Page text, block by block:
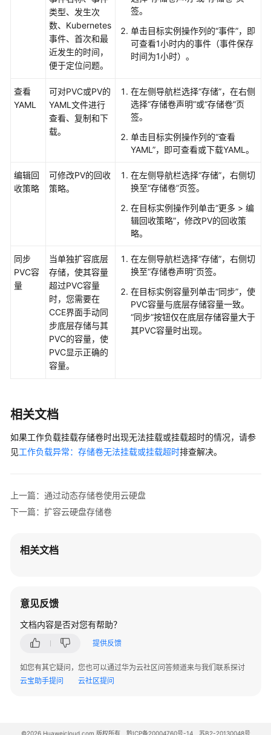
类型、发生次
数、Kubernetes
事件、首次和最
近发生的时间，
便于定位问题。
签。
单击目标实例操作列的“事件”，即
可查看1小时内的事件（事件保存
时间为1小时）。
查看
YAML
可对PVC或PV的
YAML文件进行
查看、复制和下
载。
在左侧导航栏选择“存储”，在右侧
选择“存储卷声明”或“存储卷”页
签。
单击目标实例操作列的“查看
YAML”，即可查看或下载YAML。
编辑回
收策略
可修改PV的回收
策略。
在左侧导航栏选择“存储”，右侧切
换至“存储卷”页签。
在目标实例操作列单击“更多 > 编
辑回收策略”，修改PV的回收策
略。
同步
PVC容
量
当单独扩容底层
存储，使其容量
超过PVC容量
时，您需要在
CCE界面手动同
步底层存储与其
PVC的容量，使
PVC显示正确的
容量。
在左侧导航栏选择“存储”，右侧切
换至“存储卷声明”页签。
在目标实例容量列单击“同步”，使
PVC容量与底层存储容量一致。
“同步”按钮仅在底层存储容量大于
其PVC容量时出现。
相关文档
如果工作负载挂载存储卷时出现无法挂载或挂载超时的情况，请参
见工作负载异常：存储卷无法挂载或挂载超时排查解决。
上一篇：通过动态存储卷使用云硬盘
下一篇：扩容云硬盘存储卷
相关文档
意见反馈
文档内容是否对您有帮助？
提供反馈
如您有其它疑问，您也可以通过华为云社区问答频道来与我们联系探讨
云宝助手提问
云社区提问
©2026 Huaweicloud.com 版权所有 黔ICP备20004760号-14 苏B2-20130048号